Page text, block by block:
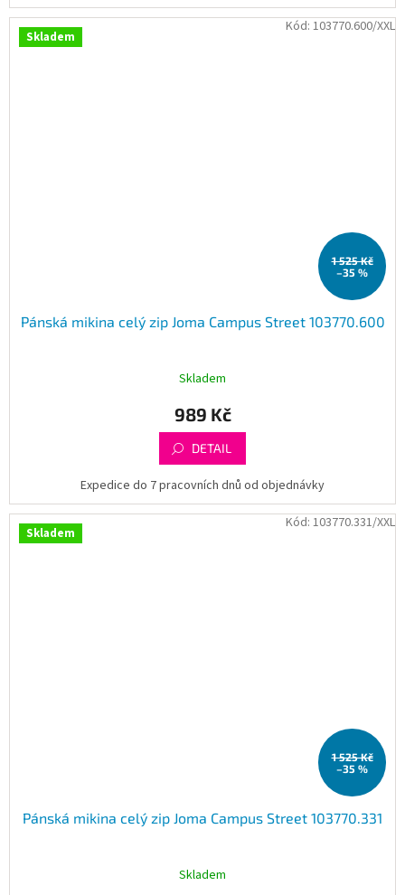
Skladem
1 525 Kč
–35 %
Pánská mikina celý zip Joma Campus Street 103770.600
Skladem
989 Kč
DETAIL
Expedice do 7 pracovních dnů od objednávky
Kód: 103770.600/XXL
Skladem
1 525 Kč
–35 %
Pánská mikina celý zip Joma Campus Street 103770.331
Skladem
Kód: 103770.331/XXL